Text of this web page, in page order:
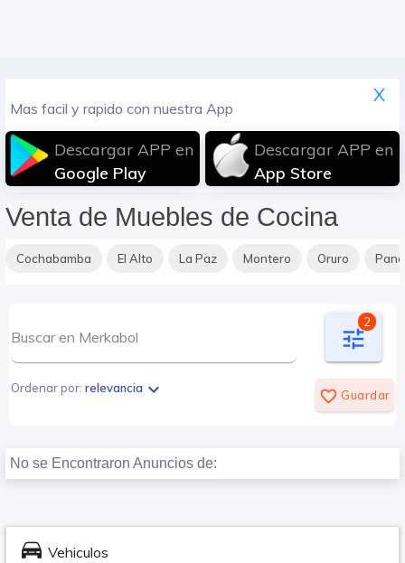
Mas facil y rapido con nuestra App
Descargar APP en
Google Play
Descargar APP en
App Store
X
Venta de Muebles de Cocina
Cochabamba El Alto La Paz Montero Oruro
tune
2
Ordenar por: relevancia expand_more favorite_border Guardar
No se Encontraron Anuncios de:
Vehiculos